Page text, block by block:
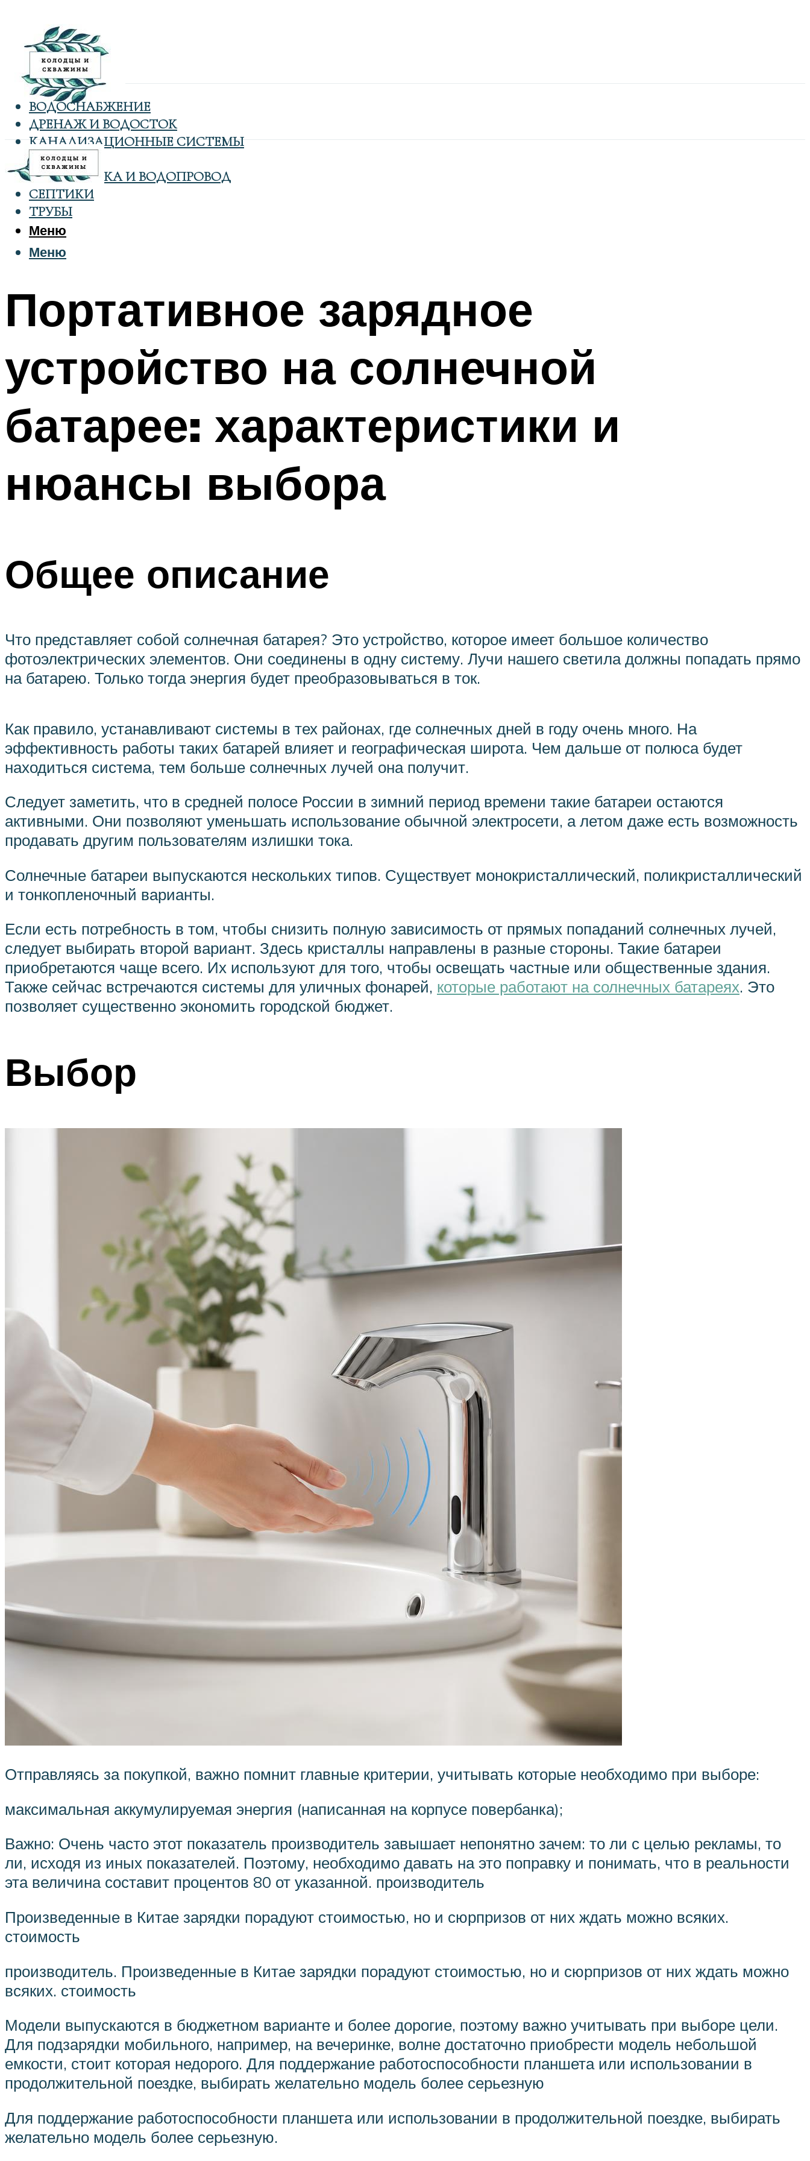
ВОДОСНАБЖЕНИЕ
ДРЕНАЖ И ВОДОСТОК
КАНАЛИЗАЦИОННЫЕ СИСТЕМЫ
КОЛОДЦЫ
САНТЕХНИКА И ВОДОПРОВОД
СЕПТИКИ
ТРУБЫ
Меню
Меню
Портативное зарядное
устройство на солнечной
батарее: характеристики и
нюансы выбора
Общее описание
Что представляет собой солнечная батарея? Это устройство, которое имеет большое количество
фотоэлектрических элементов. Они соединены в одну систему. Лучи нашего светила должны попадать прямо
на батарею. Только тогда энергия будет преобразовываться в ток.
Как правило, устанавливают системы в тех районах, где солнечных дней в году очень много. На
эффективность работы таких батарей влияет и географическая широта. Чем дальше от полюса будет
находиться система, тем больше солнечных лучей она получит.
Следует заметить, что в средней полосе России в зимний период времени такие батареи остаются
активными. Они позволяют уменьшать использование обычной электросети, а летом даже есть возможность
продавать другим пользователям излишки тока.
Солнечные батареи выпускаются нескольких типов. Существует монокристаллический, поликристаллический
и тонкопленочный варианты.
Если есть потребность в том, чтобы снизить полную зависимость от прямых попаданий солнечных лучей,
следует выбирать второй вариант. Здесь кристаллы направлены в разные стороны. Такие батареи
приобретаются чаще всего. Их используют для того, чтобы освещать частные или общественные здания.
Также сейчас встречаются системы для уличных фонарей, которые работают на солнечных батареях. Это
позволяет существенно экономить городской бюджет.
Выбор
Отправляясь за покупкой, важно помнит главные критерии, учитывать которые необходимо при выборе:
максимальная аккумулируемая энергия (написанная на корпусе повербанка);
Важно: Очень часто этот показатель производитель завышает непонятно зачем: то ли с целью рекламы, то
ли, исходя из иных показателей. Поэтому, необходимо давать на это поправку и понимать, что в реальности
эта величина составит процентов 80 от указанной. производитель
Произведенные в Китае зарядки порадуют стоимостью, но и сюрпризов от них ждать можно всяких.
стоимость
производитель. Произведенные в Китае зарядки порадуют стоимостью, но и сюрпризов от них ждать можно
всяких. стоимость
Модели выпускаются в бюджетном варианте и более дорогие, поэтому важно учитывать при выборе цели.
Для подзарядки мобильного, например, на вечеринке, волне достаточно приобрести модель небольшой
емкости, стоит которая недорого. Для поддержание работоспособности планшета или использовании в
продолжительной поездке, выбирать желательно модель более серьезную
Для поддержание работоспособности планшета или использовании в продолжительной поездке, выбирать
желательно модель более серьезную.